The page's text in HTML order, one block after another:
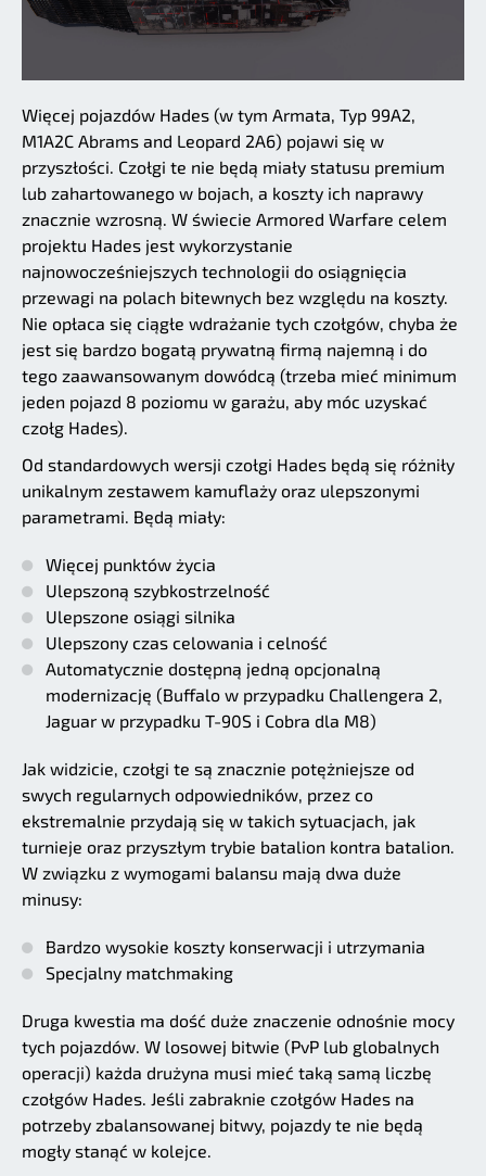
Więcej pojazdów Hades (w tym Armata, Typ 99A2,
M1A2C Abrams and Leopard 2A6) pojawi się w
przyszłości. Czołgi te nie będą miały statusu premium
lub zahartowanego w bojach, a koszty ich naprawy
znacznie wzrosną. W świecie Armored Warfare celem
projektu Hades jest wykorzystanie
najnowocześniejszych technologii do osiągnięcia
przewagi na polach bitewnych bez względu na koszty.
Nie opłaca się ciągłe wdrażanie tych czołgów, chyba że
jest się bardzo bogatą prywatną firmą najemną i do
tego zaawansowanym dowódcą (trzeba mieć minimum
jeden pojazd 8 poziomu w garażu, aby móc uzyskać
czołg Hades).
Od standardowych wersji czołgi Hades będą się różniły
unikalnym zestawem kamuflaży oraz ulepszonymi
parametrami. Będą miały:
Więcej punktów życia
Ulepszoną szybkostrzelność
Ulepszone osiągi silnika
Ulepszony czas celowania i celność
Automatycznie dostępną jedną opcjonalną
modernizację (Buffalo w przypadku Challengera 2,
Jaguar w przypadku T-90S i Cobra dla M8)
Jak widzicie, czołgi te są znacznie potężniejsze od
swych regularnych odpowiedników, przez co
ekstremalnie przydają się w takich sytuacjach, jak
turnieje oraz przyszłym trybie batalion kontra batalion.
W związku z wymogami balansu mają dwa duże
minusy:
Bardzo wysokie koszty konserwacji i utrzymania
Specjalny matchmaking
Druga kwestia ma dość duże znaczenie odnośnie mocy
tych pojazdów. W losowej bitwie (PvP lub globalnych
operacji) każda drużyna musi mieć taką samą liczbę
czołgów Hades. Jeśli zabraknie czołgów Hades na
potrzeby zbalansowanej bitwy, pojazdy te nie będą
mogły stanąć w kolejce.